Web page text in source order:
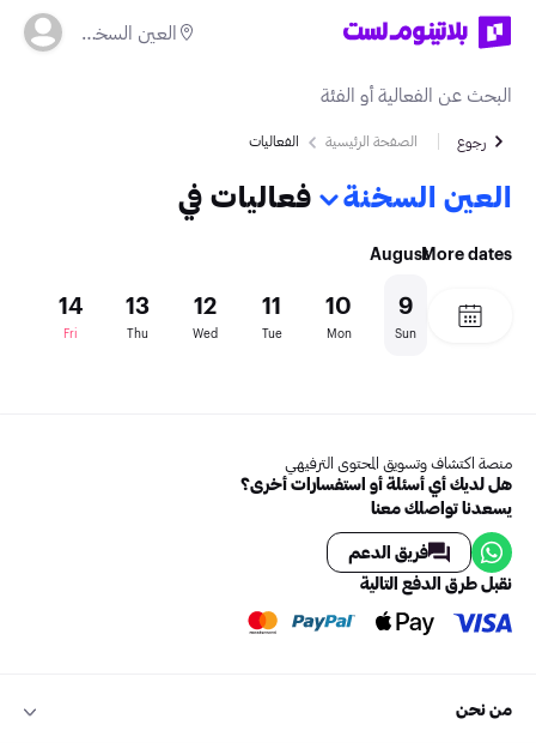
العين السخنة
رجوع الصفحة الرئيسية الفعاليات
العين السخنة فعاليات في
More dates
August
9
Sun
10
Mon
11
Tue
12
Wed
13
Thu
14
Fri
منصة اكتشاف وتسويق المحتوى الترفيهي
هل لديك أي أسئلة أو استفسارات أخرى؟
يسعدنا تواصلك معنا
فريق الدعم
نقبل طرق الدفع التالية
من نحن